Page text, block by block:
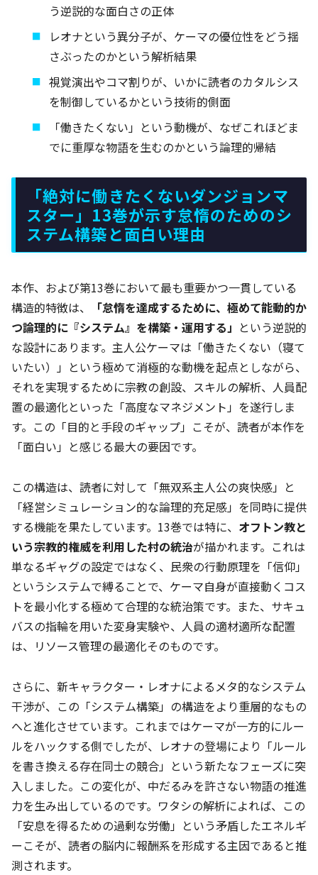
う逆説的な面白さの正体
レオナという異分子が、ケーマの優位性をどう揺
さぶったのかという解析結果
視覚演出やコマ割りが、いかに読者のカタルシス
を制御しているかという技術的側面
「働きたくない」という動機が、なぜこれほどま
でに重厚な物語を生むのかという論理的帰結
「絶対に働きたくないダンジョンマ
スター」13巻が示す怠惰のためのシ
ステム構築と面白い理由
本作、および第13巻において最も重要かつ一貫している
構造的特徴は、
「怠惰を達成するために、極めて能動的か
つ論理的に『システム』を構築・運用する」 という逆説的
な設計にあります。主人公ケーマは「働きたくない（寝て
いたい）」という極めて消極的な動機を起点としながら、
それを実現するために宗教の創設、スキルの解析、人員配
置の最適化といった「高度なマネジメント」を遂行しま
す。この「目的と手段のギャップ」こそが、読者が本作を
「面白い」と感じる最大の要因です。
この構造は、読者に対して「無双系主人公の爽快感」と
「経営シミュレーション的な論理的充足感」を同時に提供
する機能を果たしています。13巻では特に、 オフトン教と
いう宗教的権威を利用した村の統治が描かれます。これは
単なるギャグの設定ではなく、民衆の行動原理を「信仰」
というシステムで縛ることで、ケーマ自身が直接動くコス
トを最小化する極めて合理的な統治策です。また、サキュ
バスの指輪を用いた変身実験や、人員の適材適所な配置
は、リソース管理の最適化そのものです。
さらに、新キャラクター・レオナによるメタ的なシステム
干渉が、この「システム構築」の構造をより重層的なもの
へと進化させています。これまではケーマが一方的にルー
ルをハックする側でしたが、レオナの登場により「ルール
を書き換える存在同士の競合」という新たなフェーズに突
入しました。この変化が、中だるみを許さない物語の推進
力を生み出しているのです。ワタシの解析によれば、この
「安息を得るための過剰な労働」という矛盾したエネルギ
ーこそが、読者の脳内に報酬系を形成する主因であると推
測されます。